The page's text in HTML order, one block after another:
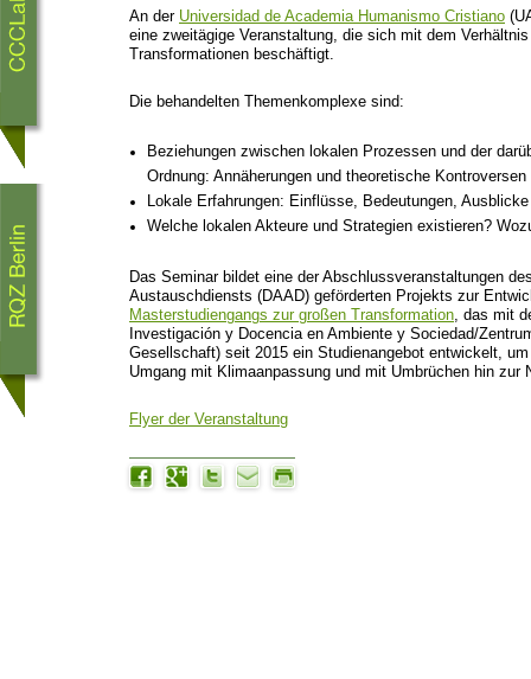
An der Universidad de Academia Humanismo Cristiano
eine zweitägige Veranstaltung, die sich mit dem
Transformationen beschäftigt.
Die behandelten Themenkomplexe sind:
Beziehungen zwischen lokalen Prozessen und der
Ordnung: Annäherungen und theoretische Kontroversen
Lokale Erfahrungen: Einflüsse, Bedeutungen,
Welche lokalen Akteure und Strategien existieren?
Das Seminar bildet eine der Abschlussveranstaltungen
Austauschdiensts (DAAD) geförderten Projekts zur
Masterstudiengangs zur großen Transformation, das mit
Investigación y Docencia en Ambiente y Sociedad/
Gesellschaft) seit 2015 ein Studienangebot entwickelt,
Umgang mit Klimaanpassung und mit Umbrüchen hin zur
Flyer der Veranstaltung